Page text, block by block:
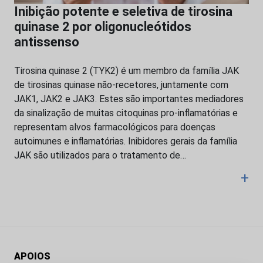
Inibição potente e seletiva de tirosina
quinase 2 por oligonucleótidos
antissenso
Tirosina quinase 2 (TYK2) é um membro da família JAK
de tirosinas quinase não-recetores, juntamente com
JAK1, JAK2 e JAK3. Estes são importantes mediadores
da sinalização de muitas citoquinas pro-inflamatórias e
representam alvos farmacológicos para doenças
autoimunes e inflamatórias. Inibidores gerais da família
JAK são utilizados para o tratamento de…
+
APOIOS